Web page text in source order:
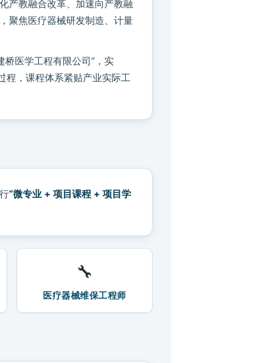
产教融合改革、加速向产教融
聚焦医疗器械研发制造、计量
桥医学工程有限公司”，实
程，课程体系紧贴产业实际工
“微专业 + 项目课程 + 项目学
🔧
医疗器械维保工程师